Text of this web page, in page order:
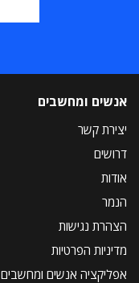
אנשים ומחשבים
יצירת קשר
דרושים
אודות
הנמר
הצהרת נגישות
מדיניות הפרטיות
אפליקציה אנשים ומחשבים